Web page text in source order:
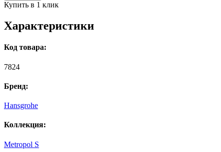
Купить в 1 клик
Характеристики
Код товара:
7824
Бренд:
Hansgrohe
Коллекция:
Metropol S